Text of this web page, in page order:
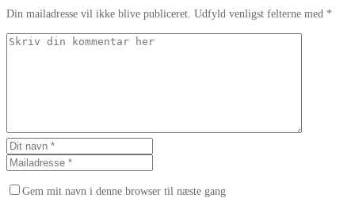
Din mailadresse vil ikke blive publiceret. Udfyld venligst felterne med *
Gem mit navn i denne browser til næste gang